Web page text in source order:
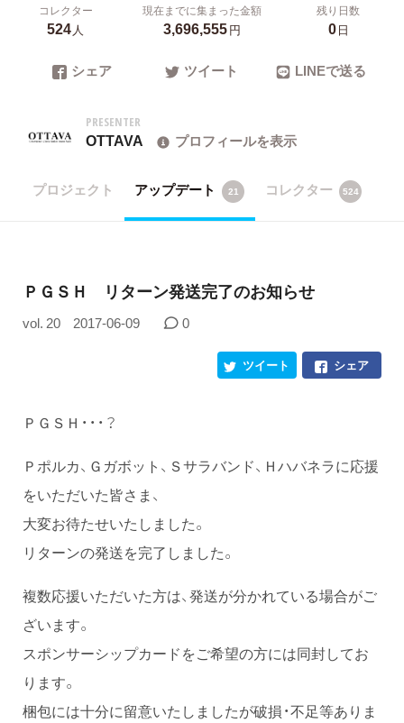
コレクター
524人
現在までに集まった金額
3,696,555円
残り日数
0日
シェア ツイート LINEで送る
PRESENTER
OTTAVA プロフィールを表示
プロジェクト アップデート 21 コレクター 524
ＰＧＳＨ リターン発送完了のお知らせ
vol. 20 2017-06-09 0
シェア
ツイート
ＰＧＳＨ・・・？
Ｐポルカ、Ｇガボット、Ｓサラバンド、Ｈハバネラに応援
をいただいた皆さま、
大変お待たせいたしました。
リターンの発送を完了しました。
複数応援いただいた方は、発送が分かれている場合がご
ざいます。
スポンサーシップカードをご希望の方には同封してお
ります。
梱包には十分に留意いたしましたが破損・不足等ありま